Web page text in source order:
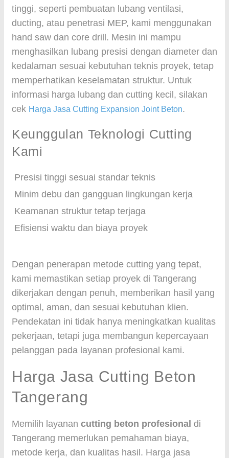
tinggi, seperti pembuatan lubang ventilasi,
ducting, atau penetrasi MEP, kami menggunakan
hand saw dan core drill. Mesin ini mampu
menghasilkan lubang presisi dengan diameter dan
kedalaman sesuai kebutuhan teknis proyek, tetap
memperhatikan keselamatan struktur. Untuk
informasi harga lubang dan cutting kecil, silakan
cek Harga Jasa Cutting Expansion Joint Beton.
Keunggulan Teknologi Cutting
Kami
Presisi tinggi sesuai standar teknis
Minim debu dan gangguan lingkungan kerja
Keamanan struktur tetap terjaga
Efisiensi waktu dan biaya proyek
Dengan penerapan metode cutting yang tepat,
kami memastikan setiap proyek di Tangerang
dikerjakan dengan penuh, memberikan hasil yang
optimal, aman, dan sesuai kebutuhan klien.
Pendekatan ini tidak hanya meningkatkan kualitas
pekerjaan, tetapi juga membangun kepercayaan
pelanggan pada layanan profesional kami.
Harga Jasa Cutting Beton
Tangerang
Memilih layanan cutting beton profesional di
Tangerang memerlukan pemahaman biaya,
metode kerja, dan kualitas hasil. Harga jasa